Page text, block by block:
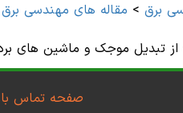
برق > مقاله های مهندسی
از تبدیل موجک و ماشین های
صفحه تماس با